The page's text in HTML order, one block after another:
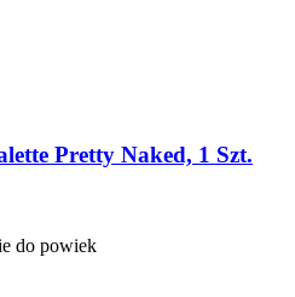
Pretty Naked, 1 Szt.
do powiek